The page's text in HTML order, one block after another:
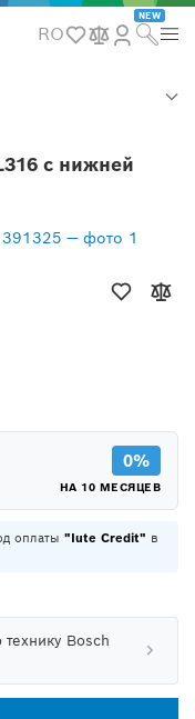
RO
NEW
с нижней
0%
НА 10 МЕСЯЦЕВ
оплаты "Iute Credit" в
Bosch